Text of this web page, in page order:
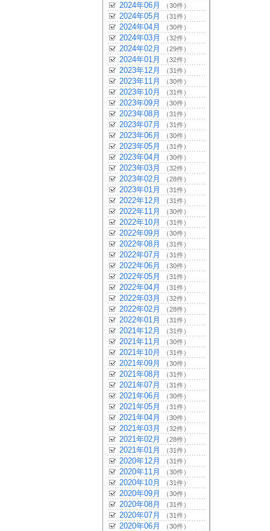
2024年06月 （30件）
2024年05月 （31件）
2024年04月 （30件）
2024年03月 （32件）
2024年02月 （29件）
2024年01月 （32件）
2023年12月 （31件）
2023年11月 （30件）
2023年10月 （31件）
2023年09月 （30件）
2023年08月 （31件）
2023年07月 （31件）
2023年06月 （30件）
2023年05月 （31件）
2023年04月 （30件）
2023年03月 （32件）
2023年02月 （28件）
2023年01月 （31件）
2022年12月 （31件）
2022年11月 （30件）
2022年10月 （31件）
2022年09月 （30件）
2022年08月 （31件）
2022年07月 （31件）
2022年06月 （30件）
2022年05月 （31件）
2022年04月 （31件）
2022年03月 （32件）
2022年02月 （28件）
2022年01月 （31件）
2021年12月 （31件）
2021年11月 （30件）
2021年10月 （31件）
2021年09月 （30件）
2021年08月 （31件）
2021年07月 （31件）
2021年06月 （30件）
2021年05月 （31件）
2021年04月 （30件）
2021年03月 （32件）
2021年02月 （28件）
2021年01月 （31件）
2020年12月 （31件）
2020年11月 （30件）
2020年10月 （31件）
2020年09月 （30件）
2020年08月 （31件）
2020年07月 （31件）
2020年06月 （30件）